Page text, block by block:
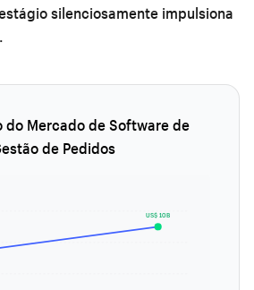
silenciosamente impulsiona
do Mercado de Software de
de Pedidos
US$ 10B